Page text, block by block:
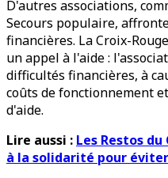
D'autres associations,
Secours populaire,
financières. La Croix-
un appel à l'aide :
difficultés financières, à
coûts de fonctionnement
d'aide.
Lire aussi : Les Restos
à la solidarité pour